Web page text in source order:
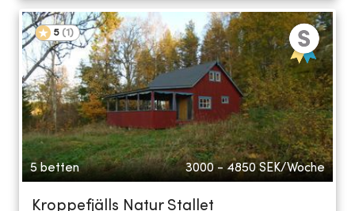
5 (1 )
5 betten 3000 - 4850 SEK/Woche
Kroppefjälls Natur Stallet